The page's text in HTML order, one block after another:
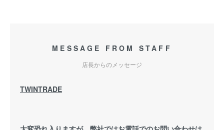
MESSAGE FROM STAFF
店長からのメッセージ
TWINTRADE